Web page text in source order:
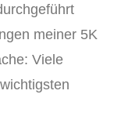
meiner 5K
Viele